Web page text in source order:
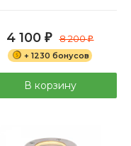
4 100 ₽ 8 200₽
+ 1230 бонусов
В корзину